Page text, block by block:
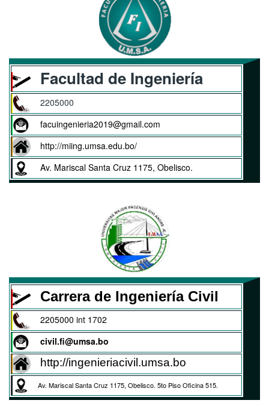
Facultad de Ingeniería
2205000
facuingenieria2019@gmail.com
http://miing.umsa.edu.bo/
Av. Mariscal Santa Cruz 1175, Obelisco.
Carrera de Ingeniería Civil
2205000 int 1702
civil.fi@umsa.bo
http://ingenieriacivil.umsa.bo
Av. Mariscal Santa Cruz 1175, Obelisco. 5to Piso Oficina 515.